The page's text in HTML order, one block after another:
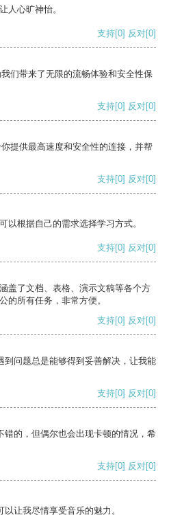
人心旷神怡。
支持[0] 反对[0]
们带来了无限的流畅体验和安全性保
支持[0] 反对[0]
提供最高速度和安全性的连接，并帮
支持[0] 反对[0]
以根据自己的需求选择学习方式。
支持[0] 反对[0]
盖了文档、表格、演示文稿等各个方
的所有任务，非常方便。
支持[0] 反对[0]
到问题总是能够得到妥善解决，让我能
支持[0] 反对[0]
错的，但偶尔也会出现卡顿的情况，希
支持[0] 反对[0]
让我尽情享受音乐的魅力。